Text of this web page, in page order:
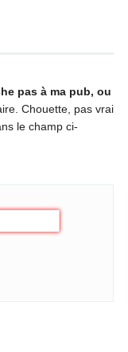
pas à ma pub, ou
Chouette, pas vrai
le champ ci-